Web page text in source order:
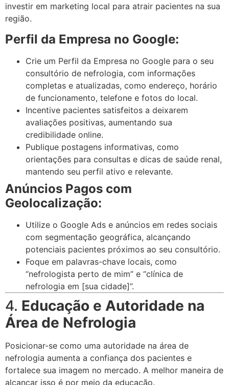
investir em marketing local para atrair pacientes na sua
região.
Perfil da Empresa no Google:
Crie um Perfil da Empresa no Google para o seu
consultório de nefrologia, com informações
completas e atualizadas, como endereço, horário
de funcionamento, telefone e fotos do local.
Incentive pacientes satisfeitos a deixarem
avaliações positivas, aumentando sua
credibilidade online.
Publique postagens informativas, como
orientações para consultas e dicas de saúde renal,
mantendo seu perfil ativo e relevante.
Anúncios Pagos com
Geolocalização:
Utilize o Google Ads e anúncios em redes sociais
com segmentação geográfica, alcançando
potenciais pacientes próximos ao seu consultório.
Foque em palavras-chave locais, como
“nefrologista perto de mim” e “clínica de
nefrologia em [sua cidade]”.
4. Educação e Autoridade na
Área de Nefrologia
Posicionar-se como uma autoridade na área de
nefrologia aumenta a confiança dos pacientes e
fortalece sua imagem no mercado. A melhor maneira de
alcançar isso é por meio da educação.